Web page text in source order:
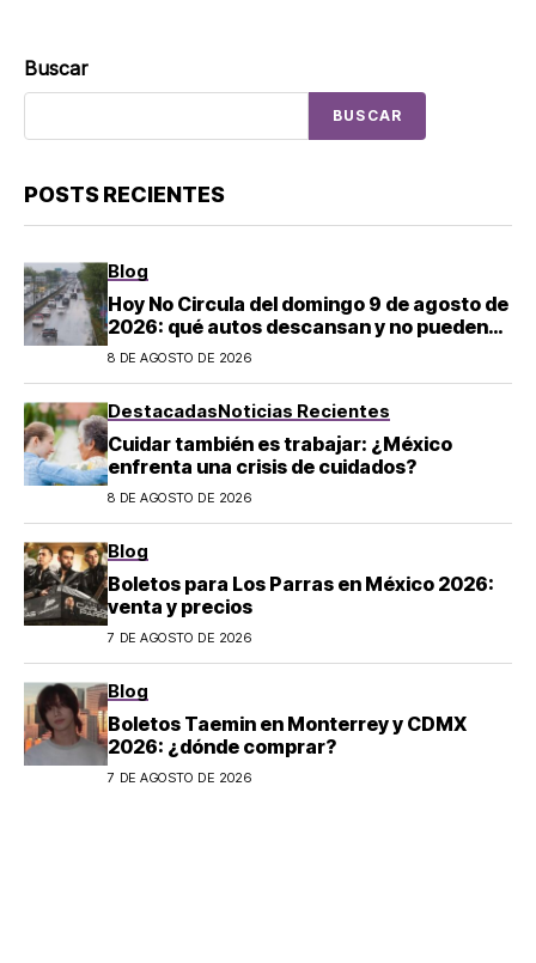
Buscar
BUSCAR
POSTS RECIENTES
Blog
Hoy No Circula del domingo 9 de agosto de
2026: qué autos descansan y no pueden
salir en CDMX y el Estado de México; estos
8 DE AGOSTO DE 2026
DestacadasNoticias Recientes
Cuidar también es trabajar: ¿México
enfrenta una crisis de cuidados?
8 DE AGOSTO DE 2026
Blog
Boletos para Los Parras en México 2026:
venta y precios
7 DE AGOSTO DE 2026
Blog
Boletos Taemin en Monterrey y CDMX
2026: ¿dónde comprar?
7 DE AGOSTO DE 2026